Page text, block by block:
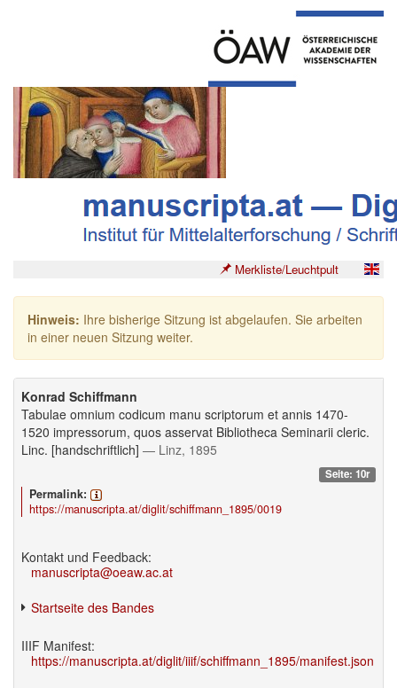
Merkliste/Leuchtpult
Hinweis: Ihre bisherige Sitzung ist abgelaufen. Sie arbeiten
in einer neuen Sitzung weiter.
Konrad Schiffmann
Tabulae omnium codicum manu scriptorum et annis 1470-
1520 impressorum, quos asservat Bibliotheca Seminarii cleric.
Linc. [handschriftlich] — Linz, 1895
Seite: 10r
Permalink:
https://manuscripta.at/diglit/schiffmann_1895/0019
Kontakt und Feedback:
manuscripta@oeaw.ac.at
Startseite des Bandes
IIIF Manifest:
https://manuscripta.at/diglit/iiif/schiffmann_1895/manifest.json